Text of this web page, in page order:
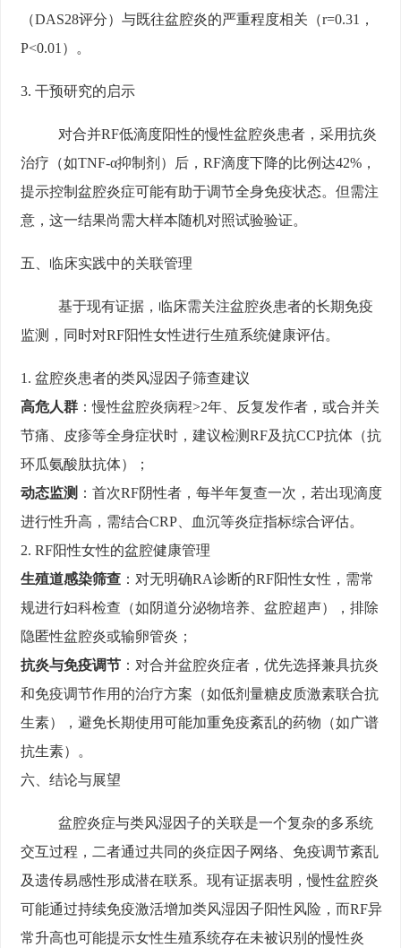
（DAS28评分）与既往盆腔炎的严重程度相关（r=0.31，
P<0.01）。
3. 干预研究的启示
对合并RF低滴度阳性的慢性盆腔炎患者，采用抗炎
治疗（如TNF-α抑制剂）后，RF滴度下降的比例达42%，
提示控制盆腔炎症可能有助于调节全身免疫状态。但需注
意，这一结果尚需大样本随机对照试验验证。
五、临床实践中的关联管理
基于现有证据，临床需关注盆腔炎患者的长期免疫
监测，同时对RF阳性女性进行生殖系统健康评估。
1. 盆腔炎患者的类风湿因子筛查建议
高危人群 ：慢性盆腔炎病程>2年、反复发作者，或合并关
节痛、皮疹等全身症状时，建议检测RF及抗CCP抗体（抗
环瓜氨酸肽抗体）；
动态监测 ：首次RF阴性者，每半年复查一次，若出现滴度
进行性升高，需结合CRP、血沉等炎症指标综合评估。
2. RF阳性女性的盆腔健康管理
生殖道感染筛查 ：对无明确RA诊断的RF阳性女性，需常
规进行妇科检查（如阴道分泌物培养、盆腔超声），排除
隐匿性盆腔炎或输卵管炎；
抗炎与免疫调节 ：对合并盆腔炎症者，优先选择兼具抗炎
和免疫调节作用的治疗方案（如低剂量糖皮质激素联合抗
生素），避免长期使用可能加重免疫紊乱的药物（如广谱
抗生素）。
六、结论与展望
盆腔炎症与类风湿因子的关联是一个复杂的多系统
交互过程，二者通过共同的炎症因子网络、免疫调节紊乱
及遗传易感性形成潜在联系。现有证据表明，慢性盆腔炎
可能通过持续免疫激活增加类风湿因子阳性风险，而RF异
常升高也可能提示女性生殖系统存在未被识别的慢性炎